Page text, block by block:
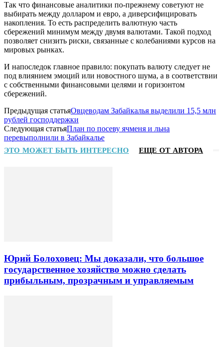
Так что финансовые аналитики по-прежнему советуют не
выбирать между долларом и евро, а диверсифицировать
накопления. То есть распределить валютную часть
сбережений минимум между двумя валютами. Такой подход
позволяет снизить риски, связанные с колебаниями курсов на
мировых рынках.
И напоследок главное правило: покупать валюту следует не
под влиянием эмоций или новостного шума, а в соответствии
с собственными финансовыми целями и горизонтом
сбережений.
Предыдущая статьяОвцеводам Забайкалья выделили 15,5 млн
рублей господдержки
Следующая статьяПлан по посеву ячменя и льна
перевыполнили в Забайкалье
ЭТО МОЖЕТ БЫТЬ ИНТЕРЕСНО ЕЩЕ ОТ АВТОРА
Юрий Болоховец: Мы доказали, что большое
государственное хозяйство можно сделать
прибыльным, прозрачным и управляемым